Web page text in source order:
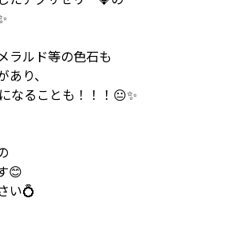
ラルド等の色石も
り、
なることも！！！😐✨
😊
い💍